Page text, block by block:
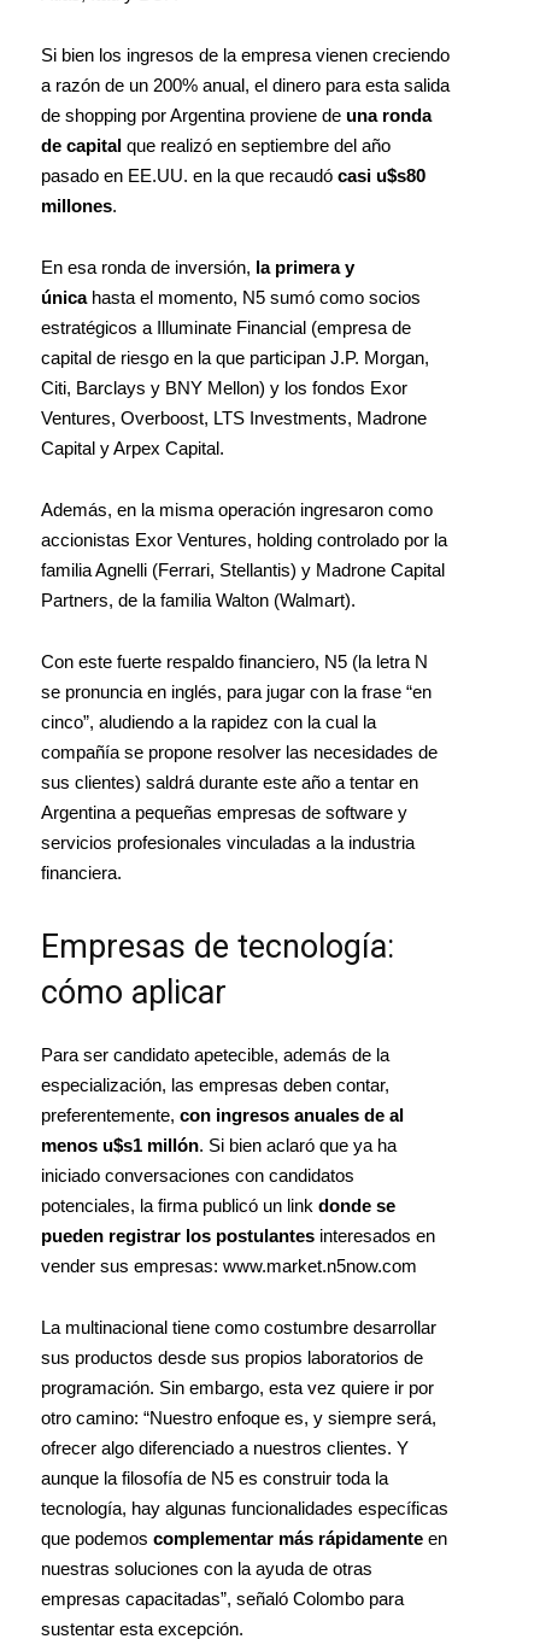
Si bien los ingresos de la empresa vienen creciendo
a razón de un 200% anual, el dinero para esta salida
de shopping por Argentina proviene de una ronda
de capital que realizó en septiembre del año
pasado en EE.UU. en la que recaudó casi u$s80
millones.
En esa ronda de inversión, la primera y
únicahasta el momento, N5 sumó como socios
estratégicos a Illuminate Financial (empresa de
capital de riesgo en la que participan J.P. Morgan,
Citi, Barclays y BNY Mellon) y los fondos Exor
Ventures, Overboost, LTS Investments, Madrone
Capital y Arpex Capital.
Además, en la misma operación ingresaron como
accionistas Exor Ventures, holding controlado por la
familia Agnelli (Ferrari, Stellantis) y Madrone Capital
Partners, de la familia Walton (Walmart).
Con este fuerte respaldo financiero, N5 (la letra N
se pronuncia en inglés, para jugar con la frase “en
cinco”, aludiendo a la rapidez con la cual la
compañía se propone resolver las necesidades de
sus clientes) saldrá durante este año a tentar en
Argentina a pequeñas empresas de software y
servicios profesionales vinculadas a la industria
financiera.
Empresas de tecnología:
cómo aplicar
Para ser candidato apetecible, además de la
especialización, las empresas deben contar,
preferentemente, con ingresos anuales de al
menos u$s1 millón. Si bien aclaró que ya ha
iniciado conversaciones con candidatos
potenciales, la firma publicó un link donde se
pueden registrar los postulantes interesados en
vender sus empresas: www.market.n5now.com
La multinacional tiene como costumbre desarrollar
sus productos desde sus propios laboratorios de
programación. Sin embargo, esta vez quiere ir por
otro camino: “Nuestro enfoque es, y siempre será,
ofrecer algo diferenciado a nuestros clientes. Y
aunque la filosofía de N5 es construir toda la
tecnología, hay algunas funcionalidades específicas
que podemos complementar más rápidamente en
nuestras soluciones con la ayuda de otras
empresas capacitadas”, señaló Colombo para
sustentar esta excepción.